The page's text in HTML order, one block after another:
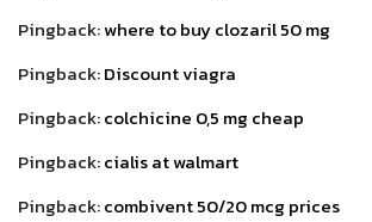
Pingback:where to buy clozaril 50 mg
Pingback:Discount viagra
Pingback:colchicine 0,5 mg cheap
Pingback:cialis at walmart
Pingback:combivent 50/20 mcg prices